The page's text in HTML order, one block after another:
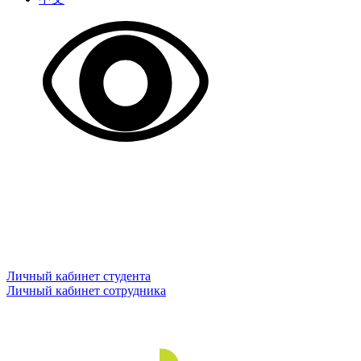
Личный кабинет студента
Личный кабинет сотрудника